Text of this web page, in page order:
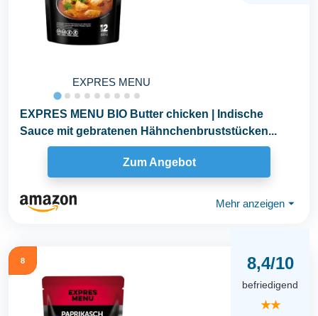
EXPRES MENU
EXPRES MENU BIO Butter chicken | Indische
Sauce mit gebratenen Hähnchenbruststücken...
Zum Angebot
Mehr anzeigen ⏷
8 8,4/10
befriedigend
★★